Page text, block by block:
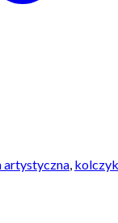
artystyczna,